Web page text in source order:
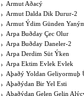
Armut Aðacý
Armut Dalda Dik Durur-2
Armut Ýdim Günden
Arpa Buðday Çec Olur
Arpa Buðday Daneler-2
Arpa Derdim Süt Ýken
Arpa Ektim Evlek Evlek
Aþaðý Yoldan Geliyormuþ
Aþaðýdan Bir Yel Esti
Aþaðýdan Gelen Gelin